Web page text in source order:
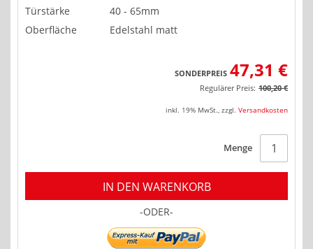
Türstärke
40 - 65mm
Oberfläche
Edelstahl matt
SONDERPREIS 47,31 €
Regulärer Preis: 100,20 €
inkl. 19% MwSt., zzgl. Versandkosten
Menge
IN DEN WARENKORB
-ODER-